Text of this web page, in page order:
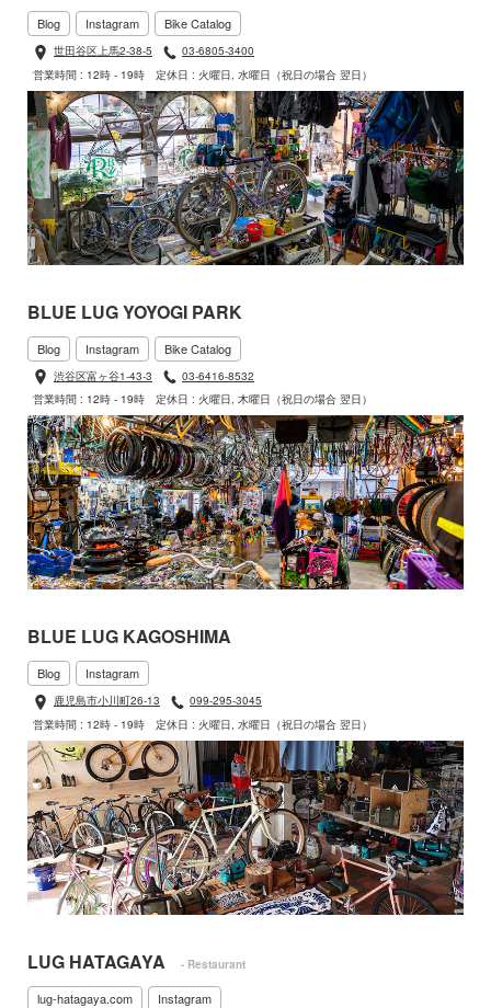
Blog Instagram Bike Catalog
世田谷区上馬2-38-5
03-6805-3400
営業時間 : 12時 - 19時
定休日 : 火曜日, 水曜日（祝日の場合 翌日）
BLUE LUG YOYOGI PARK
Blog Instagram Bike Catalog
渋谷区富ヶ谷1-43-3
03-6416-8532
営業時間 : 12時 - 19時
定休日 : 火曜日, 木曜日（祝日の場合 翌日）
BLUE LUG KAGOSHIMA
Blog Instagram
鹿児島市小川町26-13
099-295-3045
営業時間 : 12時 - 19時
定休日 : 火曜日, 水曜日（祝日の場合 翌日）
LUG HATAGAYA - Restaurant
lug-hatagaya.com Instagram